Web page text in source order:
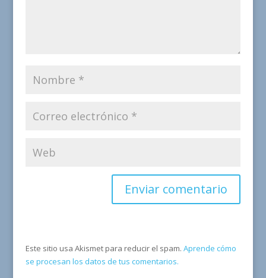
Este sitio usa Akismet para reducir el spam. Aprende cómo
se procesan los datos de tus comentarios.